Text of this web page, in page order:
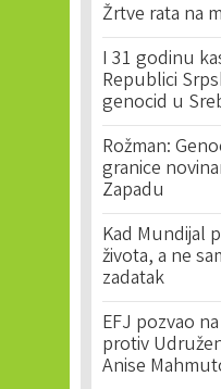
Žrtve rata na
I 31 godinu
Republici
genocid u
Rožman:
granice
Zapadu
Kad Mundijal
života, a ne
zadatak
EFJ pozvao
protiv
Anise